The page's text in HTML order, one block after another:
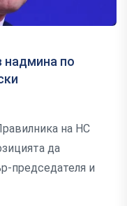
надмина по
на НС
да
председателя и